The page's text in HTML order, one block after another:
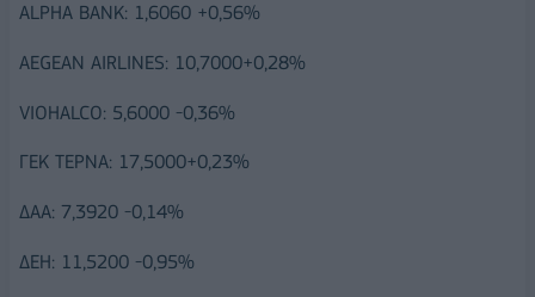
ALPHA BANK: 1,6060 +0,56%
AEGEAN AIRLINES: 10,7000+0,28%
VIOHALCO: 5,6000 -0,36%
ΓΕΚ ΤΕΡΝΑ: 17,5000+0,23%
ΔΑΑ: 7,3920 -0,14%
ΔΕΗ: 11,5200 -0,95%